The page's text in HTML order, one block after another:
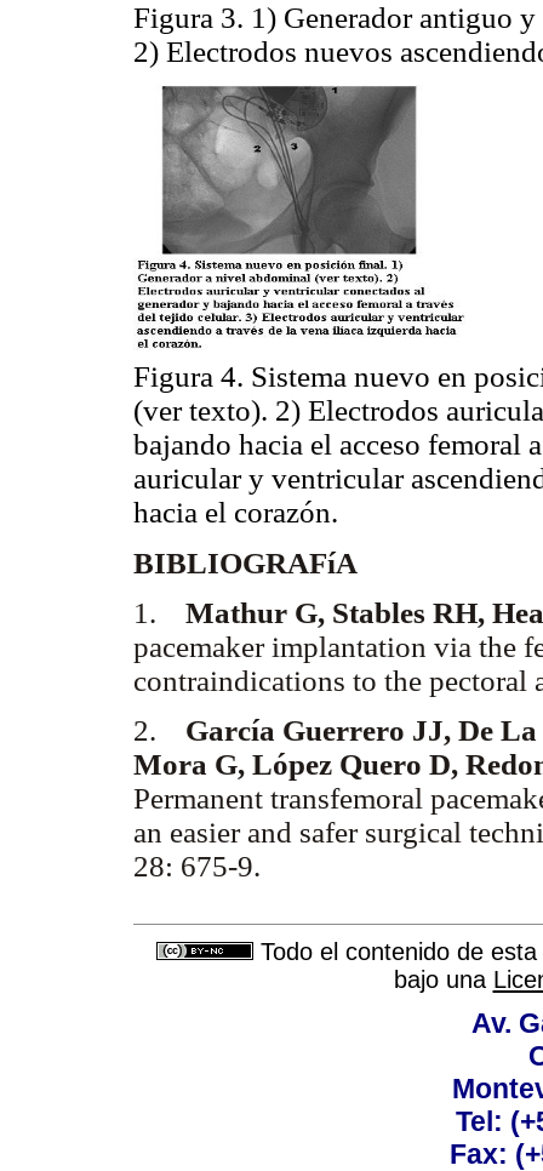
Figura 3. 1) Generador antiguo
2) Electrodos nuevos
Figura 4. Sistema nuevo en
(ver texto). 2) Electrodos
bajando hacia el acceso femoral
auricular y ventricular
hacia el corazón.
BIBLIOGRAFíA
1. Mathur G, Stables RH,
pacemaker implantation via the
contraindications to the pectoral
2. García Guerrero JJ, De La
Mora G, López Quero D,
Permanent transfemoral
an easier and safer surgical
28: 675-9.
Todo el contenido de
bajo una
Av.
Tel:
Fax: